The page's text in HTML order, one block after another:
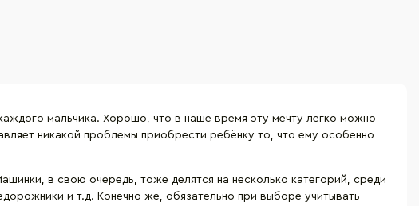
мальчика. Хорошо, что в наше время эту мечту легко можно
никакой проблемы приобрести ребёнку то, что ему особенно
в свою очередь, тоже делятся на несколько категорий, среди
и т.д. Конечно же, обязательно при выборе учитывать